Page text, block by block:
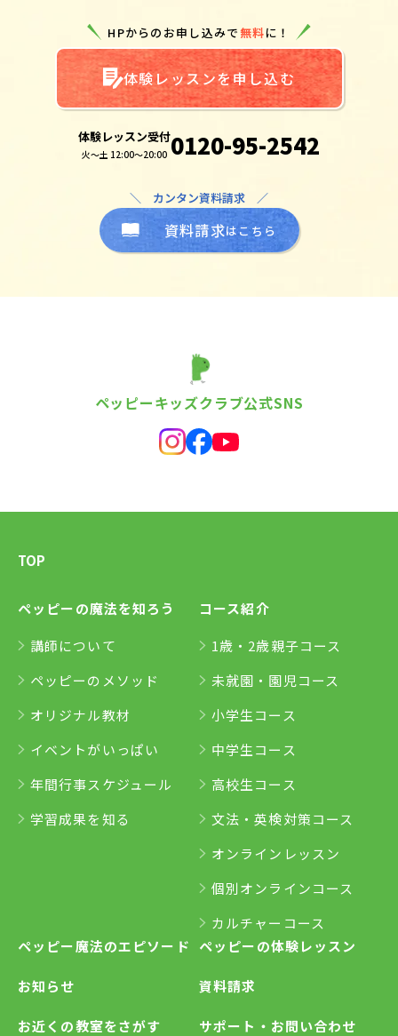
HPからのお申し込みで無料に！
体験レッスンを申し込む
体験レッスン受付
火～土 12:00～20:00 0120-95-2542
＼ カンタン資料請求 ／
資料請求はこちら
ペッピーキッズクラブ公式SNS
TOP
ペッピーの魔法を知ろう
講師について
ペッピーのメソッド
オリジナル教材
イベントがいっぱい
年間行事スケジュール
学習成果を知る
コース紹介
1歳・2歳親子コース
未就園・園児コース
小学生コース
中学生コース
高校生コース
文法・英検対策コース
オンラインレッスン
個別オンラインコース
カルチャーコース
ペッピー魔法のエピソード
お知らせ
お近くの教室をさがす
ペッピーの体験レッスン
資料請求
サポート・お問い合わせ